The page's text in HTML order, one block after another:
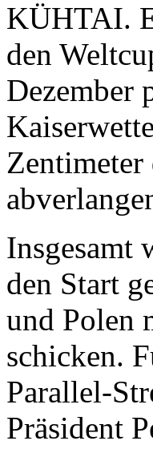
KÜHTAI.
den
Dezember
Insgesamt
den Start
und Polen
schicken.
Parallel-
Präsident